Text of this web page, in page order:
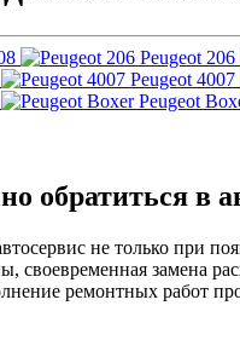
Peugeot 206
Peugeot 4007
Peugeot
обратиться в
не только при
замена
ремонтных работ